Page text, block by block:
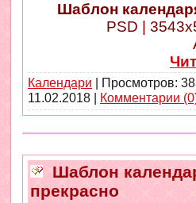
Шаблон
PSD |
Календари | Просмотров:
11.02.2018 | Комментарии
Шаблон
прекрасно